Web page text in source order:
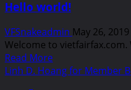
the
Ảnh
hưởng
đến
giao
Hello world!
VFSnakeadmin May 26, 2019
Welcome to
Read MoreRead
more
Linh D. Hoang for Member